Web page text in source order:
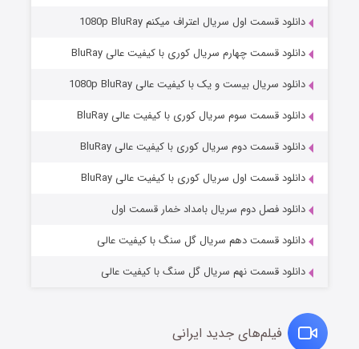
مردگان متحرک: شهر مرده ۳
قسمت۲ (زیرنویس) منتشر شد
دانلود قسمت اول سریال اعتراف میکنم 1080p BluRay
دانلود قسمت چهارم سریال کوری با کیفیت عالی BluRay
دانلود سریال بیست و یک با کیفیت عالی 1080p BluRay
دانلود قسمت سوم سریال کوری با کیفیت عالی BluRay
دانلود قسمت دوم سریال کوری با کیفیت عالی BluRay
دانلود قسمت اول سریال کوری با کیفیت عالی BluRay
دانلود فصل دوم سریال بامداد خمار قسمت اول
دانلود قسمت دهم سریال گل سنگ با کیفیت عالی
دانلود قسمت نهم سریال گل سنگ با کیفیت عالی
فیلم‌های جدید ایرانی